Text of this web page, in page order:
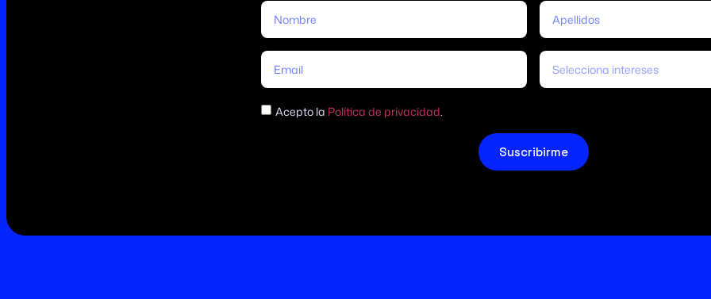
Selecciona intereses
Acepto la Política de privacidad.
Suscribirme